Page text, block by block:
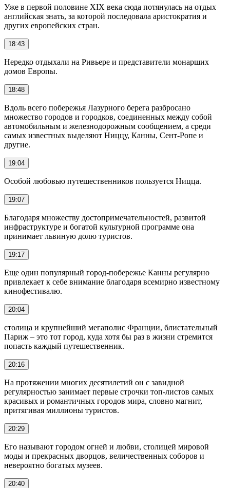
Уже в первой половине XIX века сюда потянулась на отдых
английская знать, за которой последовала аристократия и
других европейских стран.
18:43
Нередко отдыхали на Ривьере и представители монарших
домов Европы.
18:48
Вдоль всего побережья Лазурного берега разбросано
множество городов и городков, соединенных между собой
автомобильным и железнодорожным сообщением, а среди
самых известных выделяют Ниццу, Канны, Сент-Ропе и
другие.
19:04
Особой любовью путешественников пользуется Ницца.
19:07
Благодаря множеству достопримечательностей, развитой
инфраструктуре и богатой культурной программе она
принимает львиную долю туристов.
19:17
Еще один популярный город-побережье Канны регулярно
привлекает к себе внимание благодаря всемирно известному
кинофестивалю.
20:04
столица и крупнейший мегаполис Франции, блистательный
Париж – это тот город, куда хотя бы раз в жизни стремится
попасть каждый путешественник.
20:16
На протяжении многих десятилетий он с завидной
регулярностью занимает первые строчки топ-листов самых
красивых и романтичных городов мира, словно магнит,
притягивая миллионы туристов.
20:29
Его называют городом огней и любви, столицей мировой
моды и прекрасных дворцов, величественных соборов и
невероятно богатых музеев.
20:40